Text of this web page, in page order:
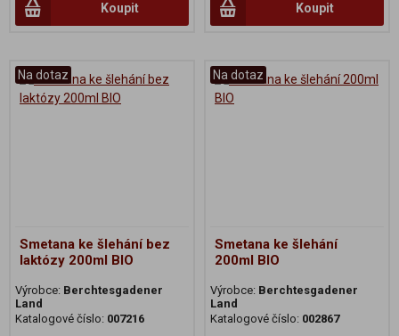
Koupit Koupit
Na dotaz
Smetana ke šlehání bez
laktózy 200ml BIO
Výrobce: Berchtesgadener
Land
Katalogové číslo: 007216
Na dotaz
Smetana ke šlehání
200ml BIO
Výrobce: Berchtesgadener
Land
Katalogové číslo: 002867